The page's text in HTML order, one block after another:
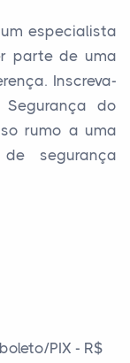
especialista
parte de uma
Inscreva-
do
rumo a uma
segurança
PIX - R$